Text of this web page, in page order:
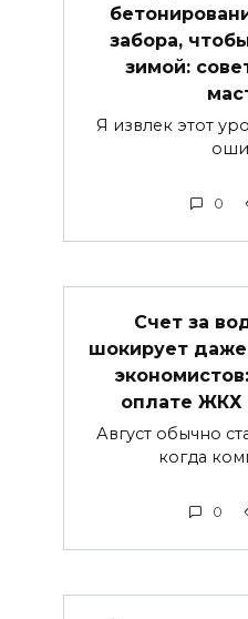
забора,
зимой:
Я извлек этот
0
Счет за
шокирует
оплате ЖКХ
Август обычно
когда
0